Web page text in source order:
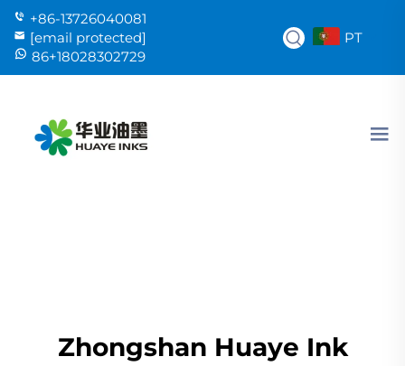
+86-13726040081
[email protected]
86+18028302729
PT
Zhongshan Huaye Ink